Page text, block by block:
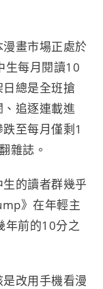
畫市場正處於
生每月閱讀10
總是全班搶
追逐連載進
至每月僅剩1
雜誌。
的讀者群幾乎
》在年輕主
年前的10分之
改用手機看漫